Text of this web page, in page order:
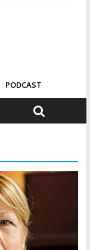
PODCAST